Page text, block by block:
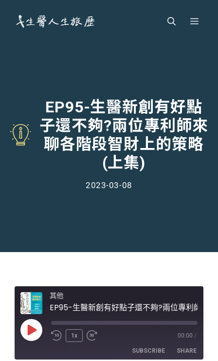
Menu
EP95-生醫新創有好點
子還不夠?兩位專利師來
聊各階段智財上的策略
(上集)
2023-03-08
其他
Play
1x 00:00 /
SUBSCRIBE SHARE